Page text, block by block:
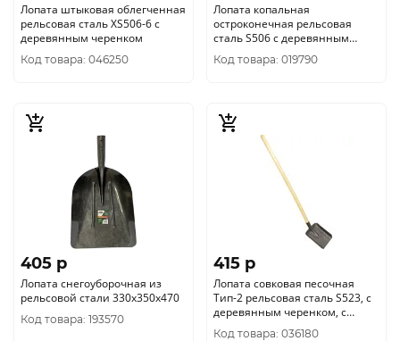
Лопата штыковая облегченная
рельсовая сталь XS506-6 с
деревянным черенком
Код товара: 046250
Лопата копальная
остроконечная рельсовая
сталь S506 с деревянным
черенком
Код товара: 019790
405 p
Лопата снегоуборочная из
рельсовой стали 330х350х470
Код товара: 193570
415 p
Лопата совковая песочная
Тип-2 рельсовая сталь S523, с
деревянным черенком, с
ребрами жесткости
Код товара: 036180